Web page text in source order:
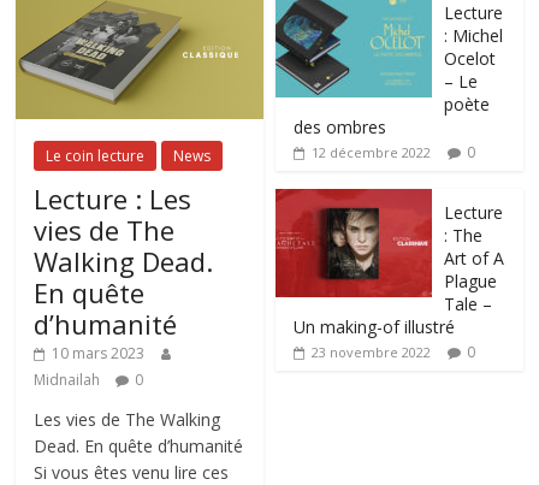
Le coin lecture News
Lecture : Les
vies de The
Walking Dead.
En quête
d’humanité
10 mars 2023
Midnailah
0
Les vies de The Walking
Dead. En quête d’humanité
Si vous êtes venu lire ces
Lecture
: Michel
Ocelot
– Le
poète
des ombres
12 décembre 2022 0
Lecture
: The
Art of A
Plague
Tale –
Un making-of illustré
23 novembre 2022 0